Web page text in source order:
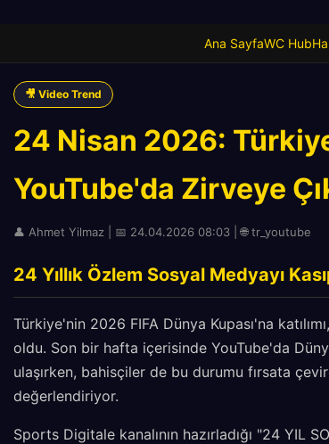
Ana SayfaWC Hub
🎥 Video Trend
24 Nisan 2026:
YouTube'da Zirveye
👤 Ahmet Yilmaz | 📅 24.04.2026 08:03 | 🌐 tr_youtube
24 Yıllık Özlem Sosyal Medyayı
Türkiye'nin 2026 FIFA Dünya Kupası'na
oldu. Son bir hafta içerisinde YouTube'da
ulaşırken, bahisçiler de bu durumu fırsata
değerlendiriyor.
Sports Digitale kanalının hazırladığı "24 YIL